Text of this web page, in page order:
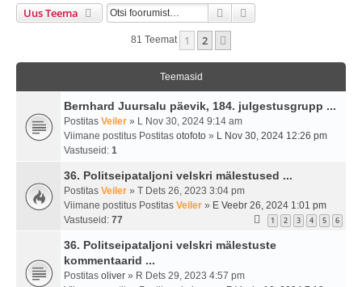
Uus Teema Otsi
81 Teemat 1 2
Teemasid
Bernhard Juursalu päevik, 184. julgestusgrupp ...
Postitas Veiler » L Nov 30, 2024 9:14 am
Viimane postitus Postitas otofoto » L Nov 30, 2024 12:26 pm
Vastuseid: 1
36. Politseipataljoni velskri mälestused ...
Postitas Veiler » T Dets 26, 2023 3:04 pm
Viimane postitus Postitas Veiler » E Veebr 26, 2024 1:01 pm
Vastuseid: 77 1 2 3 4 5 6
36. Politseipataljoni velskri mälestuste
kommentaarid ...
Postitas oliver » R Dets 29, 2023 4:57 pm